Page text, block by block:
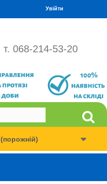
Увійти
т. 068-214-53-20
(порожній)